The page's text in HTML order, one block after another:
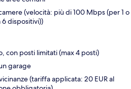
(velocità: più di 100 Mbps (per 1 o
dispositivi))
con posti limitati (max 4 posti)
garage
(tariffa applicata: 20 EUR al